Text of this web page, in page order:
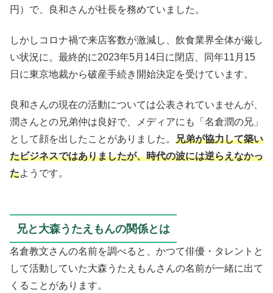
円）で、良和さんが社長を務めていました。
しかしコロナ禍で来店客数が激減し、飲食業界全体が厳し
い状況に。最終的に2023年5月14日に閉店、同年11月15
日に東京地裁から破産手続き開始決定を受けています。
良和さんの現在の活動については公表されていませんが、
潤さんとの兄弟仲は良好で、メディアにも「名倉潤の兄」
として顔を出したことがありました。 兄弟が協力して築い
たビジネスではありましたが、時代の波には逆らえなかっ
たようです。
兄と大森うたえもんの関係とは
名倉教文さんの名前を調べると、かつて俳優・タレントと
して活動していた大森うたえもんさんの名前が一緒に出て
くることがあります。